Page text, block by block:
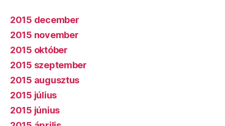
2015 december
2015 november
2015 október
2015 szeptember
2015 augusztus
2015 július
2015 június